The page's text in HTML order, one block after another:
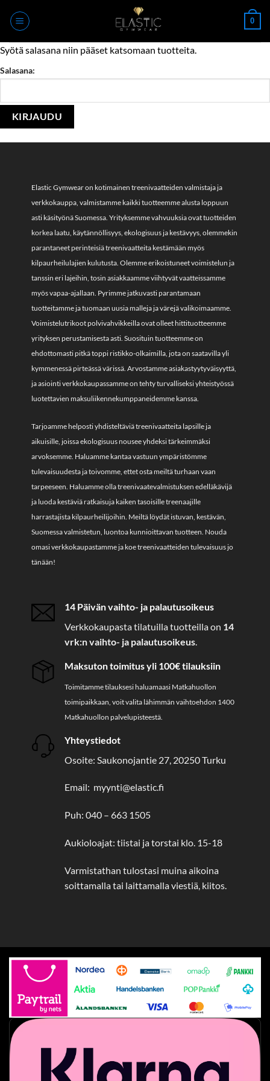
0
Syötä salasana niin pääset katsomaan tuotteita.
Salasana:
Elastic Gymwear on kotimainen treenivaatteiden valmistaja ja
verkkokauppa, valmistamme kaikki tuotteemme alusta loppuun
asti käsityönä Suomessa. Yrityksemme vahvuuksia ovat tuotteiden
korkea laatu, käytännöllisyys, ekologisuus ja kestävyys, olemmekin
parantaneet perinteisiä treenivaatteita kestämään myös
kilpaurheilulajien kulutusta. Olemme erikoistuneet voimistelun ja
tanssin eri lajeihin, tosin asiakkaamme viihtyvät vaatteissamme
myös vapaa-ajallaan. Pyrimme jatkuvasti parantamaan
tuotteitamme ja tuomaan uusia malleja ja värejä valikoimaamme.
Voimistelutrikoot polvivahvikkeilla ovat olleet hittituotteemme
yrityksen perustamisesta asti. Suosituin tuotteemme on
ehdottomasti pitkä toppi ristikko-olkaimilla, jota on saatavilla yli
kymmenessä pirteässä värissä. Arvostamme asiakastyytyväisyyttä,
ja asiointi verkkokaupassamme on tehty turvalliseksi yhteistyössä
luotettavien maksuliikennekumppaneidemme kanssa.
Tarjoamme helposti yhdisteltäviä treenivaatteita lapsille ja
aikuisille, joissa ekologisuus nousee yhdeksi tärkeimmäksi
arvoksemme. Haluamme kantaa vastuun ympäristömme
tulevaisuudesta ja toivomme, ettet osta meiltä turhaan vaan
tarpeeseen. Haluamme olla treenivaatevalmistuksen edelläkävijä
ja luoda kestäviä ratkaisuja kaiken tasoisille treenaajille
harrastajista kilpaurheilijoihin. Meiltä löydät istuvan, kestävän,
Suomessa valmistetun, luontoa kunnioittavan tuotteen. Nouda
omasi verkkokaupastamme ja koe treenivaatteiden tulevaisuus jo
tänään!
14 Päivän vaihto- ja palautusoikeus
Verkkokaupasta tilatuilla tuotteilla on 14
vrk:n vaihto- ja palautusoikeus
Maksuton toimitus yli 100€ tilauksiin
Toimitamme tilauksesi haluamaasi Matkahuollon
toimipaikkaan, voit valita lähimmän vaihtoehdon 1400
Matkahuollon palvelupisteestä.
Yhteystiedot
Osoite: Saukonojantie 27, 20250 Turku
Email: myynti@elastic.fi
Puh: 040 – 663 1505
Aukioloajat: tiistai ja torstai klo. 15-18
Varmistathan tulostasi muina aikoina
soittamalla tai laittamalla viestiä, kiitos.